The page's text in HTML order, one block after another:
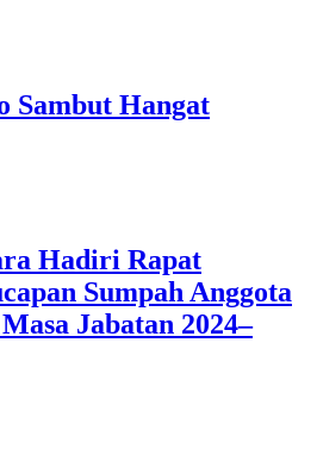
Sambut Hangat
Hadiri Rapat
Sumpah Anggota
Jabatan 2024–